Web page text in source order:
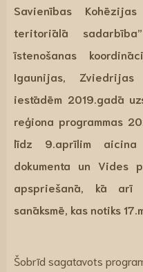
Savienības
teritoriālā
īstenošanas
Igaunijas,
iestādēm 2019.gadā
reģiona programmas
līdz 9.aprīlim
dokumenta un Vides
apspriešanā, kā arī
sanāksmē, kas notiks
Šobrīd sagatavots